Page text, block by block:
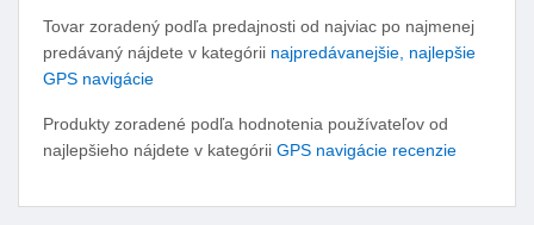
Tovar zoradený podľa predajnosti od najviac po najmenej
predávaný nájdete v kategórii najpredávanejšie, najlepšie
GPS navigácie
Produkty zoradené podľa hodnotenia používateľov od
najlepšieho nájdete v kategórii GPS navigácie recenzie